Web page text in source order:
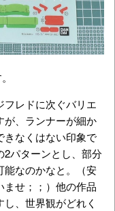
フレドに次ぐバリエ
が、ランナーが細か
きなくはない印象で
パターンとし、部分
能なのかなと。（安
せ；；）他の作品
、世界観がどれく